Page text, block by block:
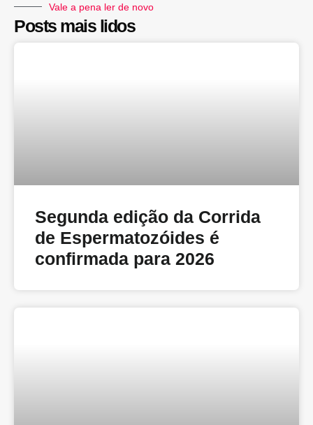
Vale a pena ler de novo
Posts mais lidos
Segunda edição da Corrida
de Espermatozóides é
confirmada para 2026